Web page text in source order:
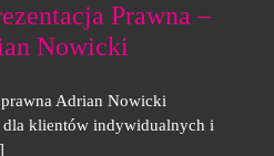
Prawna –
Nowicki
Adrian Nowicki
dla klientów indywidualnych i